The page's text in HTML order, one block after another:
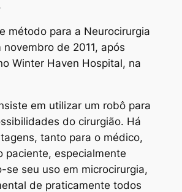
método para a Neurocirurgia
novembro de 2011, após
Winter Haven Hospital, na
em utilizar um robô para
do cirurgião. Há
tanto para o médico,
paciente, especialmente
se seu uso em microcirurgia,
de praticamente todos